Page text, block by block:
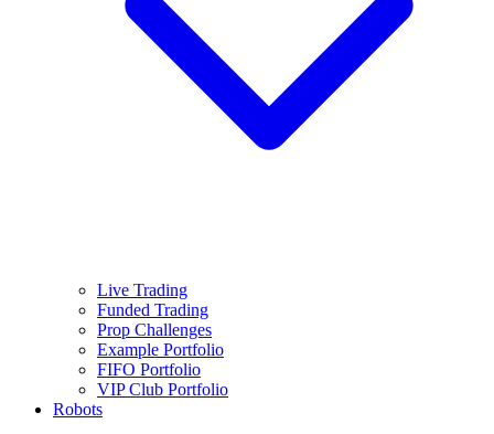
Live Trading
Funded Trading
Prop Challenges
Example Portfolio
FIFO Portfolio
VIP Club Portfolio
Robots